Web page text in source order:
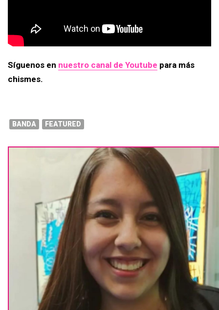
Síguenos en nuestro canal de Youtube para más
chismes.
BANDA FEATURED